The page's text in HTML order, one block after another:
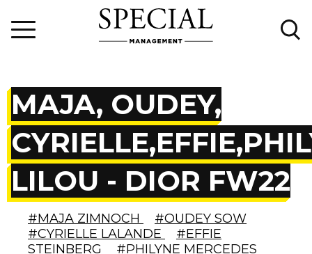
MAJA, OUDEY,
LILOU - DIOR FW22
#MAJA ZIMNOCH
#OUDEY SOW
#CYRIELLE LALANDE
#EFFIE
STEINBERG
#PHILYNE MERCEDES